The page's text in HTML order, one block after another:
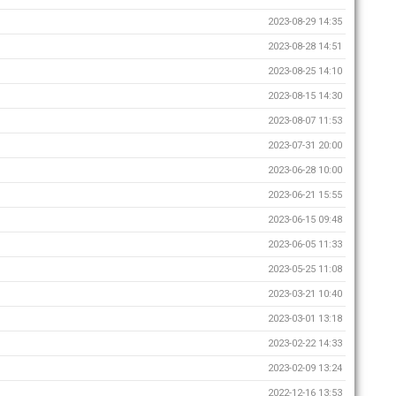
2023-08-29 14:35
2023-08-28 14:51
2023-08-25 14:10
2023-08-15 14:30
2023-08-07 11:53
2023-07-31 20:00
2023-06-28 10:00
2023-06-21 15:55
2023-06-15 09:48
2023-06-05 11:33
2023-05-25 11:08
2023-03-21 10:40
2023-03-01 13:18
2023-02-22 14:33
2023-02-09 13:24
2022-12-16 13:53